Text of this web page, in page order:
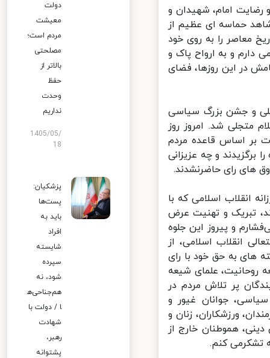
امام، شهیدان و
حماسه ای عظیم از
معاصر را به روی خود
و به ارواح پاک و
در این روزها، فضای
ملی و جشن بزرگ سیاسی
متجلی شد. امروز روز
بر اساس قاعده مردم
و چه عزیزانی
های رای حاضرنشدند.
انقلاب اسلامی که با
تبریک و تهنیت عرض
و پیروز این جلوه
انقلاب اسلامی، از
های به حق خود با رای
روحانیت، علمای شیعه
پر تلاش مردم در
جوانان غیور و
ورزشکاران، زنان و
هموطنان خارج از
تشکرمی کنم.
دولت
معیشت
مردم است؛
مصلحتی
بالاتر از
حفظ
وحدت
نداریم
1405/05/
18
پزشکیان:
پست‌ها
باید به
افراد
شایسته
سپرده
شود، نه
هم‌جناحی‌ه
ا / دولت با
شهادت
رهبر،
پشتوانه